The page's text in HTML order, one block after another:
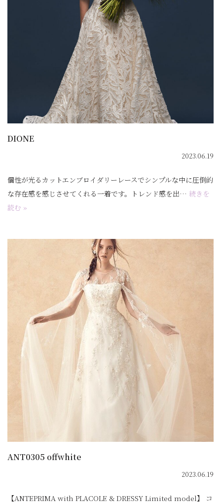
DIONE
2023.06.19
個性が光るカットエンブロイダリーレースでシンプルな中に圧倒的
な存在感を感じさせてくれる一着です。トレンド感を出… 続きを
読む »
ANT0305 offwhite
2023.06.19
【ANTEPRIMA with PLACOLE & DRESSY Limited model】 コ